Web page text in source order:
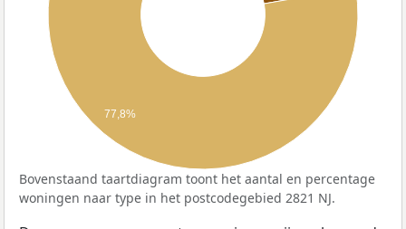
77,8%
Bovenstaand taartdiagram toont het aantal en percentage
woningen naar type in het postcodegebied 2821 NJ.